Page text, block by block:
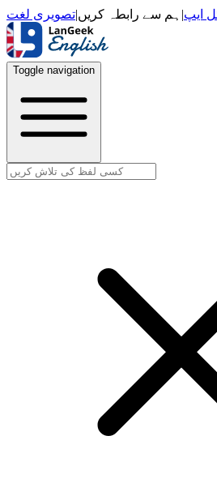
ایپ| ہم سے رابطہ کریں|تصویری لغت
Toggle navigation